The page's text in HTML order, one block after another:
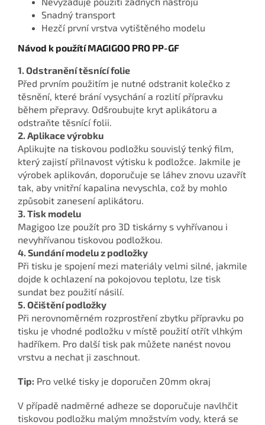
Snadný transport
Hezčí první vrstva vytištěného modelu
Návod k použítí MAGIGOO PRO PP-GF
1. Odstranění těsnící folie
Před prvním použitím je nutné odstranit kolečko z
těsnění, které brání vysychání a rozlití přípravku
během přepravy. Odšroubujte kryt aplikátoru a
odstraňte těsnící folii.
2. Aplikace výrobku
Aplikujte na tiskovou podložku souvislý tenký film,
který zajistí přilnavost výtisku k podložce. Jakmile je
výrobek aplikován, doporučuje se láhev znovu uzavřít
tak, aby vnitřní kapalina nevyschla, což by mohlo
způsobit zanesení aplikátoru.
3. Tisk modelu
Magigoo lze použít pro 3D tiskárny s vyhřívanou i
nevyhřívanou tiskovou podložkou.
4. Sundání modelu z podložky
Při tisku je spojení mezi materiály velmi silné, jakmile
dojde k ochlazení na pokojovou teplotu, lze tisk
sundat bez použití násilí.
5. Očištění podložky
Při nerovnoměrném rozprostření zbytku přípravku po
tisku je vhodné podložku v místě použití otřít vlhkým
hadříkem. Pro další tisk pak můžete nanést novou
vrstvu a nechat ji zaschnout.
Tip: Pro velké tisky je doporučen 20mm okraj
V případě nadměrné adheze se doporučuje navlhčit
tiskovou podložku malým množstvím vody, která se